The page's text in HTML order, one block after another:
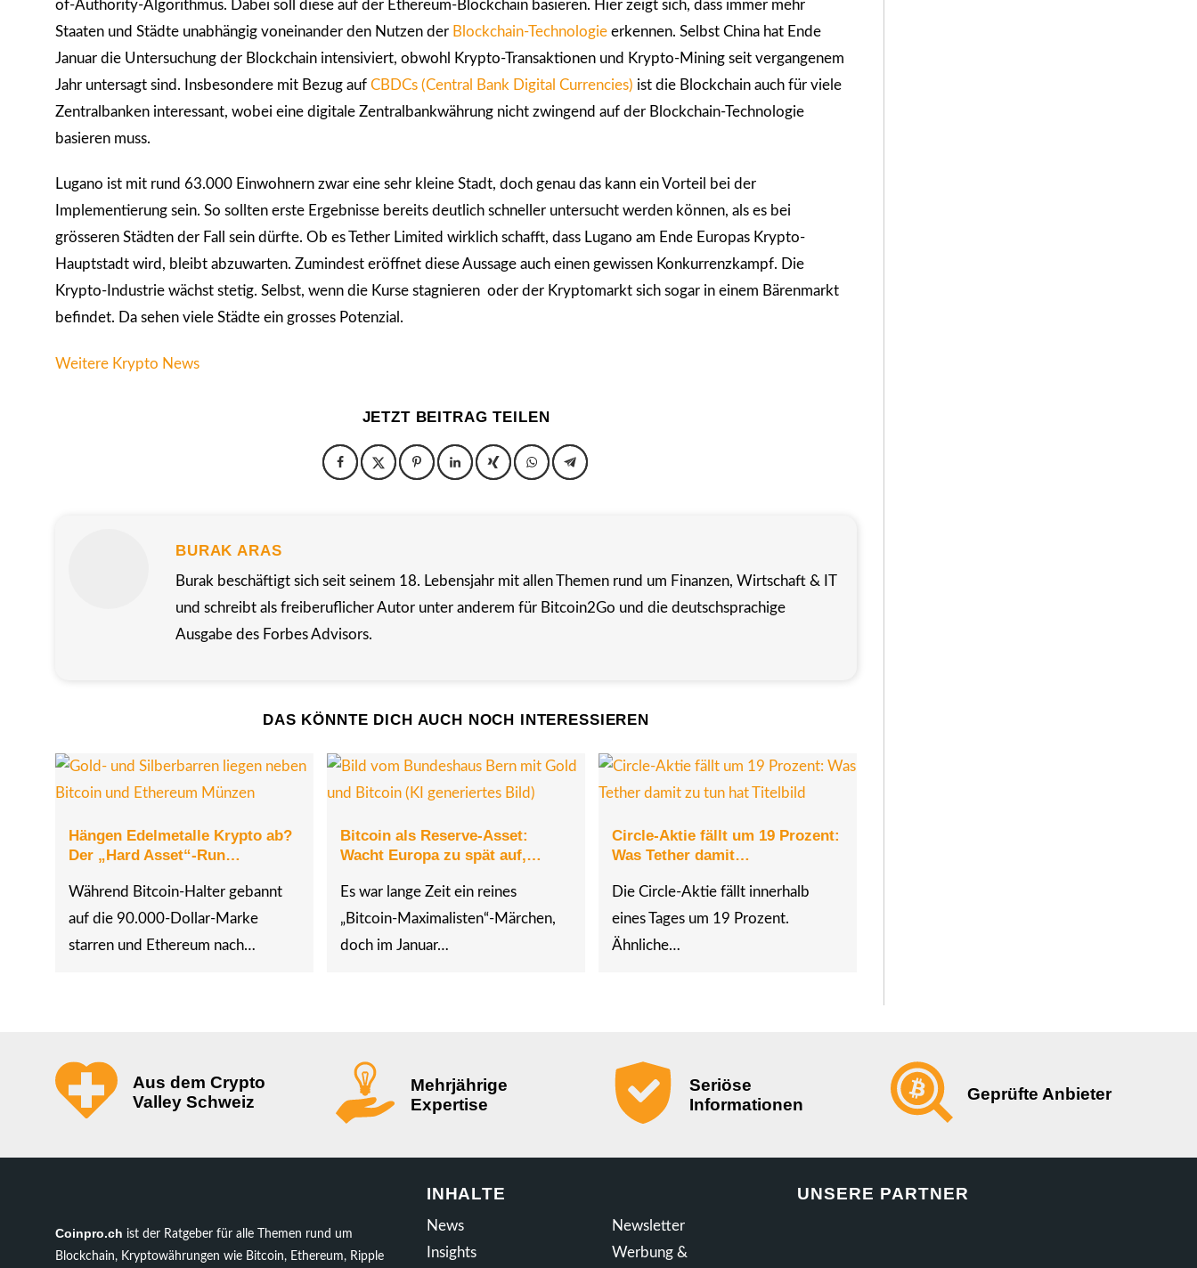
of-Authority-Algorithmus. Dabei soll diese auf der Ethereum-Blockchain basieren. Hier zeigt sich, dass immer mehr
Staaten und Städte unabhängig voneinander den Nutzen der Blockchain-Technologie erkennen. Selbst China hat Ende
Januar die Untersuchung der Blockchain intensiviert, obwohl Krypto-Transaktionen und Krypto-Mining seit vergangenem
Jahr untersagt sind. Insbesondere mit Bezug auf CBDCs (Central Bank Digital Currencies) ist die Blockchain auch für viele
Zentralbanken interessant, wobei eine digitale Zentralbankwährung nicht zwingend auf der Blockchain-Technologie
basieren muss.
Lugano ist mit rund 63.000 Einwohnern zwar eine sehr kleine Stadt, doch genau das kann ein Vorteil bei der
Implementierung sein. So sollten erste Ergebnisse bereits deutlich schneller untersucht werden können, als es bei
grösseren Städten der Fall sein dürfte. Ob es Tether Limited wirklich schafft, dass Lugano am Ende Europas Krypto-
Hauptstadt wird, bleibt abzuwarten. Zumindest eröffnet diese Aussage auch einen gewissen Konkurrenzkampf. Die
Krypto-Industrie wächst stetig. Selbst, wenn die Kurse stagnieren oder der Kryptomarkt sich sogar in einem Bärenmarkt
befindet. Da sehen viele Städte ein grosses Potenzial.
Weitere Krypto News
JETZT BEITRAG TEILEN
BURAK ARAS
Burak beschäftigt sich seit seinem 18. Lebensjahr mit allen Themen rund um Finanzen, Wirtschaft & IT
und schreibt als freiberuflicher Autor unter anderem für Bitcoin2Go und die deutschsprachige
Ausgabe des Forbes Advisors.
DAS KÖNNTE DICH AUCH NOCH INTERESSIEREN
Hängen Edelmetalle Krypto ab?
Der „Hard Asset“-Run…
Während Bitcoin-Halter gebannt
auf die 90.000-Dollar-Marke
starren und Ethereum nach…
Bitcoin als Reserve-Asset:
Wacht Europa zu spät auf,…
Es war lange Zeit ein reines
„Bitcoin-Maximalisten“-Märchen,
doch im Januar…
Circle-Aktie fällt um 19 Prozent:
Was Tether damit…
Die Circle-Aktie fällt innerhalb
eines Tages um 19 Prozent.
Ähnliche…
Aus dem Crypto
Valley Schweiz
Mehrjährige
Expertise
Seriöse
Informationen
Geprüfte Anbieter
Coinpro.ch ist der Ratgeber für alle Themen rund um
Blockchain, Kryptowährungen wie Bitcoin, Ethereum, Ripple
INHALTE
News
Insights
Newsletter
Werbung &
UNSERE PARTNER